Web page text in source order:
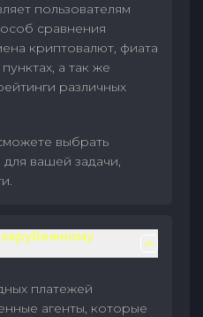
пользователям
сравнения
криптовалют, фиата
а так же
различных
выбрать
вашей задачи,
платежей
агенты, которые